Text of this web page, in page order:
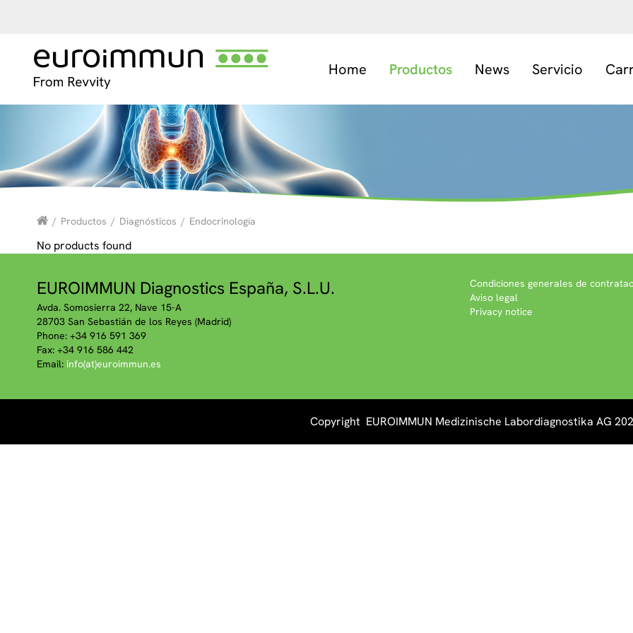
Home Productos News Servicio
/ Productos / Diagnósticos / Endocrinología
No products found
EUROIMMUN Diagnostics España, S.L.U.
Avda. Somosierra 22, Nave 15-A
28703 San Sebastián de los Reyes (Madrid)
Phone: +34 916 591 369
Fax: +34 916 586 442
Email: info(at)euroimmun.es
Condiciones generales de
Aviso legal
Privacy notice
Copyright EUROIMMUN Medizinische Labordiagnostika AG